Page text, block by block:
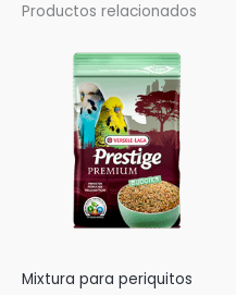
Productos relacionados
Mixtura para periquitos